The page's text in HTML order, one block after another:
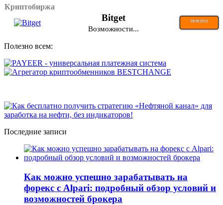
Криптобиржа
Bitget ПЕРЕЙТИ
Возможности...
Полезно всем:
Последние записи
Как можно успешно зарабатывать на
форекс с Alpari: подробный обзор условий и
возможностей брокера